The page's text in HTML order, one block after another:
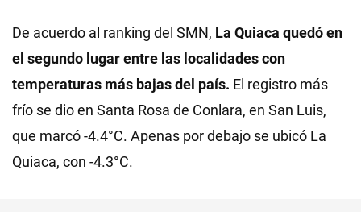
De acuerdo al ranking del SMN, La Quiaca quedó en
el segundo lugar entre las localidades con
temperaturas más bajas del país. El registro más
frío se dio en Santa Rosa de Conlara, en San Luis,
que marcó -4.4°C. Apenas por debajo se ubicó La
Quiaca, con -4.3°C.